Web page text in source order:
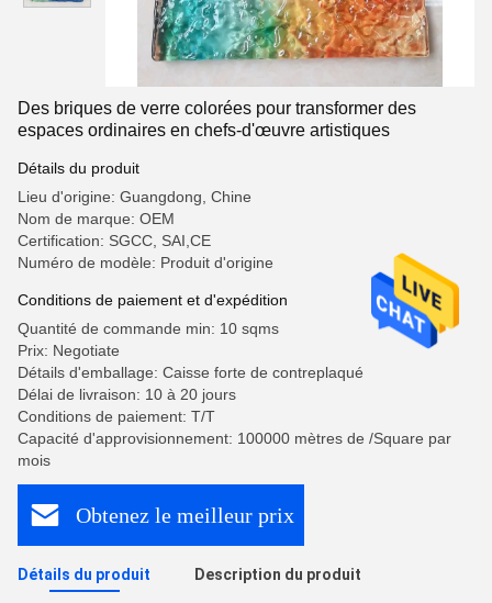
Des briques de verre colorées pour transformer des
espaces ordinaires en chefs-d'œuvre artistiques
Détails du produit
Lieu d'origine: Guangdong, Chine
Nom de marque: OEM
Certification: SGCC, SAI,CE
Numéro de modèle: Produit d'origine
Conditions de paiement et d'expédition
Quantité de commande min: 10 sqms
Prix: Negotiate
Détails d'emballage: Caisse forte de contreplaqué
Délai de livraison: 10 à 20 jours
Conditions de paiement: T/T
Capacité d'approvisionnement: 100000 mètres de /Square par
mois
Obtenez le meilleur prix
Détails du produit Description du produit